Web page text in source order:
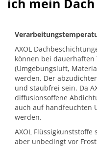
ich mein
AXOL
können bei dauerhaften
(Umgebungsluft,
werden. Der
und staubfrei sein. Da
diffusionsoffene
auch auf handfeuchten
werden.
AXOL
aber unbedingt vor